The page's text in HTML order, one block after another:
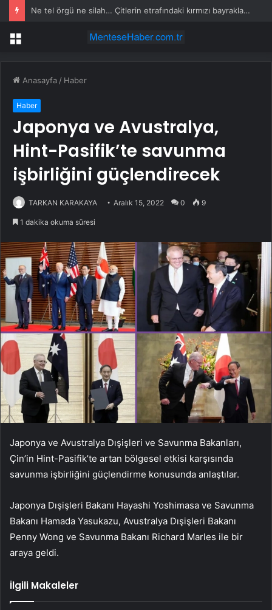
Ne tel örgü ne silah… Çitlerin etrafındaki kırmızı bayrakların sırrı ortaya çıktı
Menü
Anasayfa / Haber
Haber
Japonya ve Avustralya,
Hint-Pasifik’te savunma
işbirliğini güçlendirecek
TARKAN KARAKAYA Aralık 15, 2022 0 9
1 dakika okuma süresi
Japonya ve Avustralya Dışişleri ve Savunma Bakanları,
Çin’in Hint-Pasifik’te artan bölgesel etkisi karşısında
savunma işbirliğini güçlendirme konusunda anlaştılar.
Japonya Dışişleri Bakanı Hayashi Yoshimasa ve Savunma
Bakanı Hamada Yasukazu, Avustralya Dışişleri Bakanı
Penny Wong ve Savunma Bakanı Richard Marles ile bir
araya geldi.
İlgili Makaleler